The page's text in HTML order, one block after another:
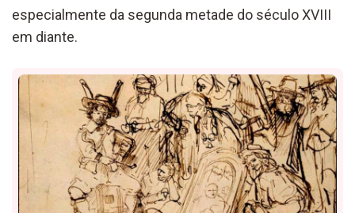
especialmente da segunda metade do século XVIII
em diante.